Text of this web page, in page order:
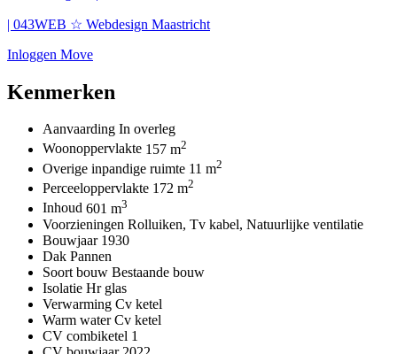
| 043WEB ☆ Webdesign Maastricht
Inloggen Move
Kenmerken
Aanvaarding In overleg
Woonoppervlakte 157 m2
Overige inpandige ruimte 11 m2
Perceeloppervlakte 172 m2
Inhoud 601 m3
Voorzieningen Rolluiken, Tv kabel, Natuurlijke ventilatie
Bouwjaar 1930
Dak Pannen
Soort bouw Bestaande bouw
Isolatie Hr glas
Verwarming Cv ketel
Warm water Cv ketel
CV combiketel 1